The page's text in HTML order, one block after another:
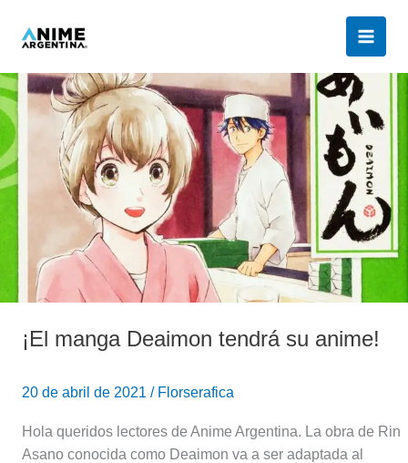
¡El manga Deaimon tendrá su anime!
20 de abril de 2021 / Florserafica
Hola queridos lectores de Anime Argentina. La obra de Rin
Asano conocida como Deaimon va a ser adaptada al
¡El
manga
Deaimon
tendrá